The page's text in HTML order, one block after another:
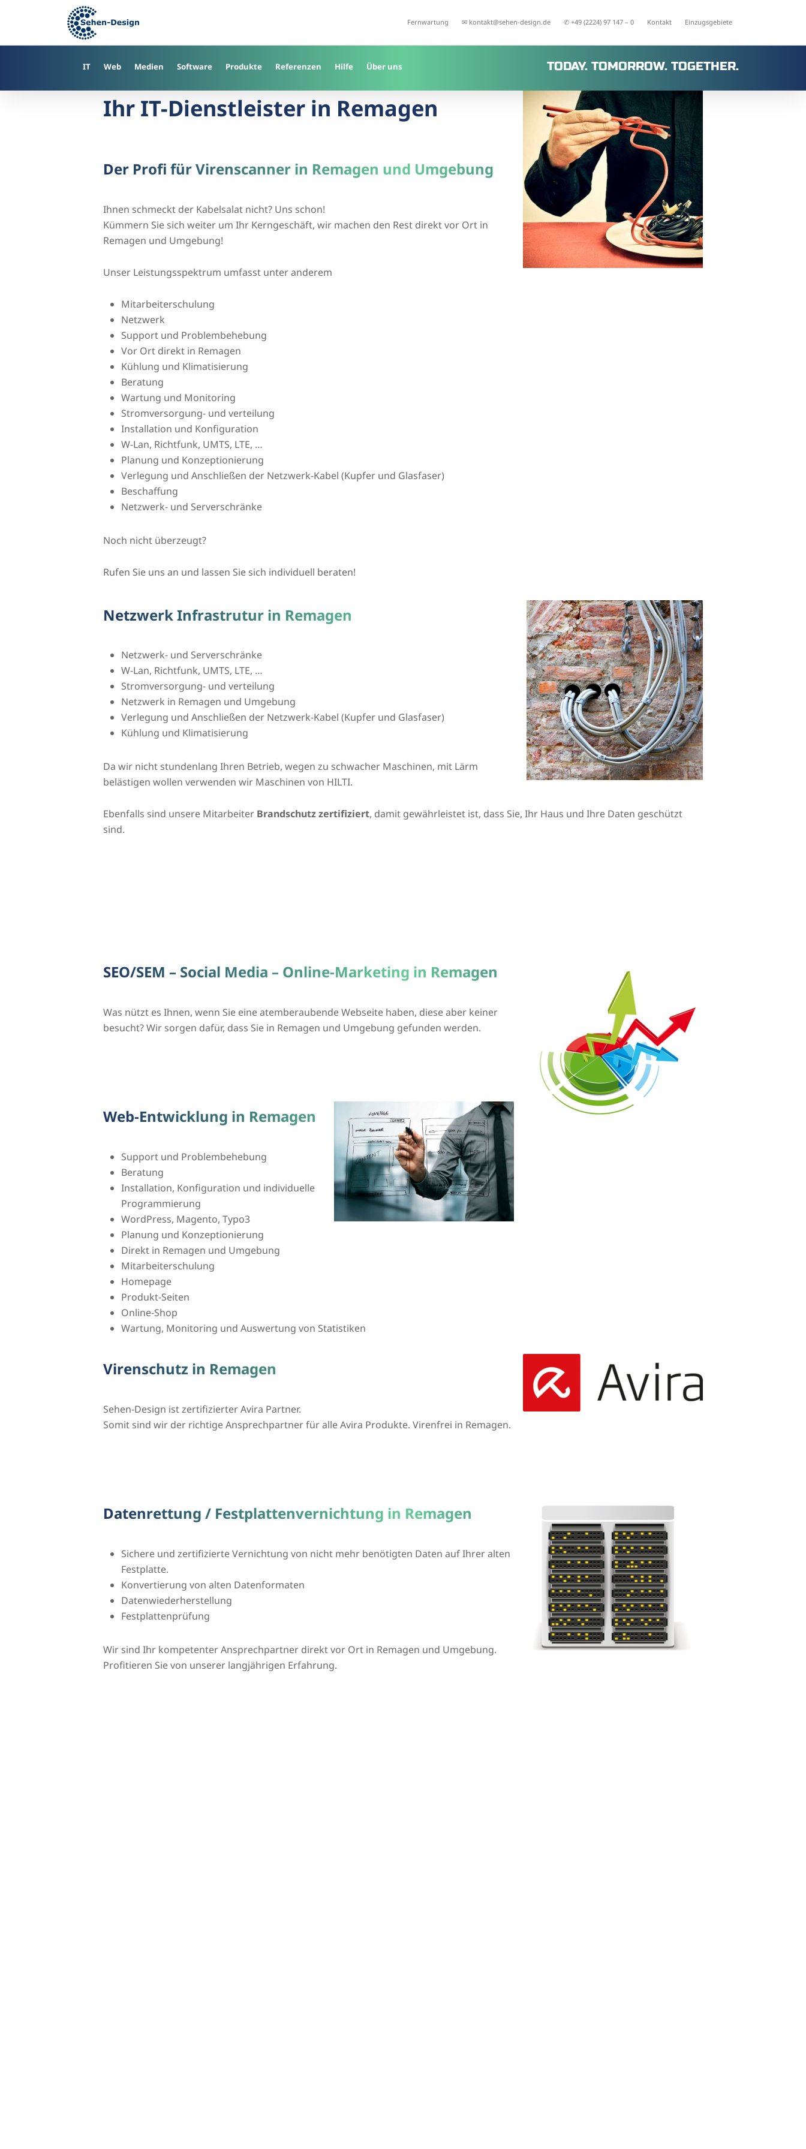
Fernwartung ✉ kontakt@sehen-design.de ✆ +49 (2224) 97 147 – 0 Kontakt Einzugsgebiete
IT Web Medien Software Produkte Referenzen Hilfe Über uns TODAY. TOMORROW. TOGETHER.
Ihr IT-Dienstleister in Remagen
Der Profi für Virenscanner in Remagen und Umgebung
Ihnen schmeckt der Kabelsalat nicht? Uns schon!
Kümmern Sie sich weiter um Ihr Kerngeschäft, wir machen den Rest direkt vor Ort in
Remagen und Umgebung!
Unser Leistungsspektrum umfasst unter anderem
Mitarbeiterschulung
Netzwerk
Support und Problembehebung
Vor Ort direkt in Remagen
Kühlung und Klimatisierung
Beratung
Wartung und Monitoring
Stromversorgung- und verteilung
Installation und Konfiguration
W-Lan, Richtfunk, UMTS, LTE, …
Planung und Konzeptionierung
Verlegung und Anschließen der Netzwerk-Kabel (Kupfer und Glasfaser)
Beschaffung
Netzwerk- und Serverschränke
Noch nicht überzeugt?
Rufen Sie uns an und lassen Sie sich individuell beraten!
Netzwerk Infrastrutur in Remagen
Netzwerk- und Serverschränke
W-Lan, Richtfunk, UMTS, LTE, …
Stromversorgung- und verteilung
Netzwerk in Remagen und Umgebung
Verlegung und Anschließen der Netzwerk-Kabel (Kupfer und Glasfaser)
Kühlung und Klimatisierung
Da wir nicht stundenlang Ihren Betrieb, wegen zu schwacher Maschinen, mit Lärm
belästigen wollen verwenden wir Maschinen von HILTI.
Ebenfalls sind unsere Mitarbeiter Brandschutz zertifiziert, damit gewährleistet ist, dass Sie, Ihr Haus und Ihre Daten geschützt
sind.
SEO/SEM – Social Media – Online-Marketing in Remagen
Was nützt es Ihnen, wenn Sie eine atemberaubende Webseite haben, diese aber keiner
besucht? Wir sorgen dafür, dass Sie in Remagen und Umgebung gefunden werden.
Web-Entwicklung in Remagen
Support und Problembehebung
Beratung
Installation, Konfiguration und individuelle
Programmierung
WordPress, Magento, Typo3
Planung und Konzeptionierung
Direkt in Remagen und Umgebung
Mitarbeiterschulung
Homepage
Produkt-Seiten
Online-Shop
Wartung, Monitoring und Auswertung von Statistiken
Virenschutz in Remagen
Sehen-Design ist zertifizierter Avira Partner.
Somit sind wir der richtige Ansprechpartner für alle Avira Produkte. Virenfrei in Remagen.
Datenrettung / Festplattenvernichtung in Remagen
Sichere und zertifizierte Vernichtung von nicht mehr benötigten Daten auf Ihrer alten
Festplatte.
Konvertierung von alten Datenformaten
Datenwiederherstellung
Festplattenprüfung
Wir sind Ihr kompetenter Ansprechpartner direkt vor Ort in Remagen und Umgebung.
Profitieren Sie von unserer langjährigen Erfahrung.